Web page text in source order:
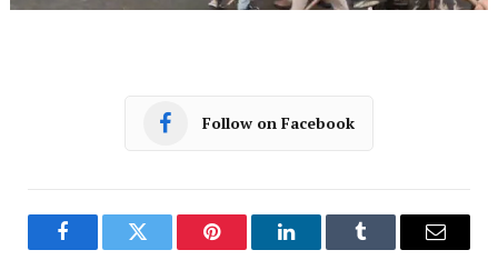
Follow on Facebook
FacebookTwitter Pinterest LinkedInTumblr Email